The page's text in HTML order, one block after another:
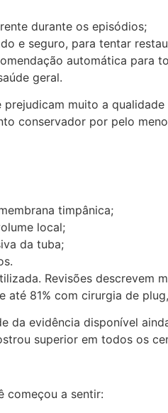
durante os episódios;
e seguro, para tentar
automática
geral.
muito a
conservador por pelo
timpânica;
local;
da tuba;
Revisões
81% com cirurgia de
da evidência disponível
superior em todos os
começou a sentir: